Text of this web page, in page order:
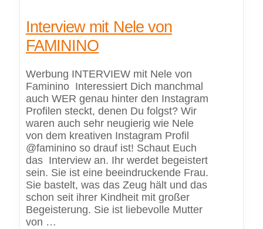
Interview mit Nele von
FAMININO
Werbung INTERVIEW mit Nele von
Faminino Interessiert Dich manchmal
auch WER genau hinter den Instagram
Profilen steckt, denen Du folgst? Wir
waren auch sehr neugierig wie Nele
von dem kreativen Instagram Profil
@faminino so drauf ist! Schaut Euch
das Interview an. Ihr werdet begeistert
sein. Sie ist eine beeindruckende Frau.
Sie bastelt, was das Zeug hält und das
schon seit ihrer Kindheit mit großer
Begeisterung. Sie ist liebevolle Mutter
von …